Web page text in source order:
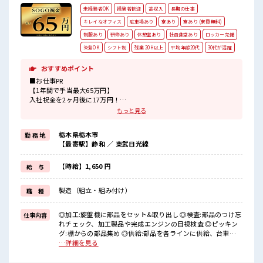
未経験者OK 経験者歓迎 高収入
長期の仕事
キレイなオフィス
駐車場あり 寮あり
寮あり (寮費無料)
制服あり
研修あり 休憩室あり 社員食堂あり
ロッカー完備
染髪OK
シフト制 残業 20H以上 平均年齢20代 30代が活躍
おすすめポイント
■お仕事PR
【1年間で手当最大65万円】
入社祝金を2ヶ月後に17万円！
でも…これで終わらないのがこのお仕事！
なんと満了金は3ヶ月ごとにお渡し！！
全て合わせると1年間で最大『65万円』も貰える！
【寮は..】
・寮費0円の家電付き1R寮
・マイカー持ち込み&通勤OK
・カップルやお友達との同居OK
・現地までの赴任交通費支給
■最短即日入社決定！
条件があえば応募のその日に入社決定もできる！
もっと見る
勤 務 地
栃木県栃木市
【最寄駅】静和 ／ 東武日光線
給 与 【時給】1,650 円
職 種 製造（組立・組み付け）
仕事内容
◎加工:旋盤機に部品をセット&取り出し ◎検査:部品のつけ忘
れチェック、加工製品や完成エンジンの目視検査 ◎ピッキン
グ:棚からの部品集め ◎供給:部品を各ラインに供給、台車で
運搬 ※作業内容は配属先による ※寮アリのお仕事！一人暮ら
…詳細を見る